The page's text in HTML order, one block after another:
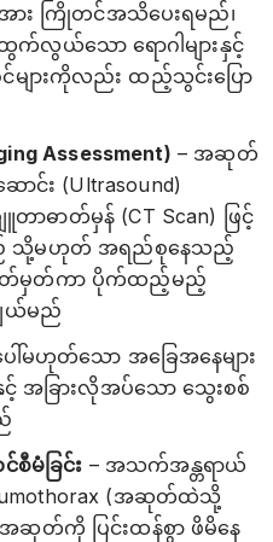
အား ကြိုတင်အသိပေးရမည်၊
လွယ်သော ရောဂါများနှင့်
ျားကိုလည်း ထည့်သွင်းပြော
Assessment) – အဆုတ်
ာင်း (Ultrasound)
ဓာတ်မှန် (CT Scan) ဖြင့်
ြည် သို့မဟုတ် အရည်စုနေသည့်
တ်မှတ်ကာ ပိုက်ထည့်မည့်
ျယ်မည်
ါ်မဟုတ်သော အခြေအနေများ
အခြားလိုအပ်သော သွေးစစ်
မံခြင်း – အသက်အန္တရာယ်
(အဆုတ်ထဲသို့
ဆုတ်ကို ပြင်းထန်စွာ ဖိမိနေ